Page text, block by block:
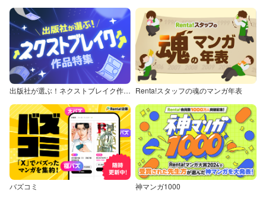
出版社が選ぶ！ネクストブレイク作品特集 Renta!スタッフの魂のマンガ年表
バズコミ 神マンガ1000